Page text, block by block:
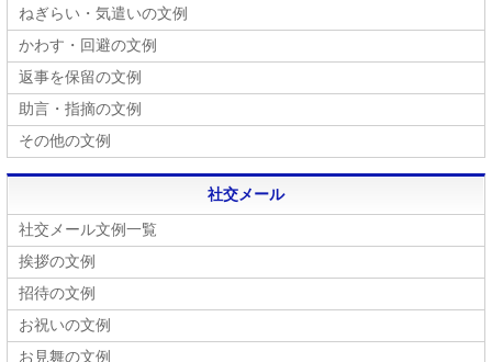
ねぎらい・気遣いの文例
かわす・回避の文例
返事を保留の文例
助言・指摘の文例
その他の文例
社交メール
社交メール文例一覧
挨拶の文例
招待の文例
お祝いの文例
お見舞の文例